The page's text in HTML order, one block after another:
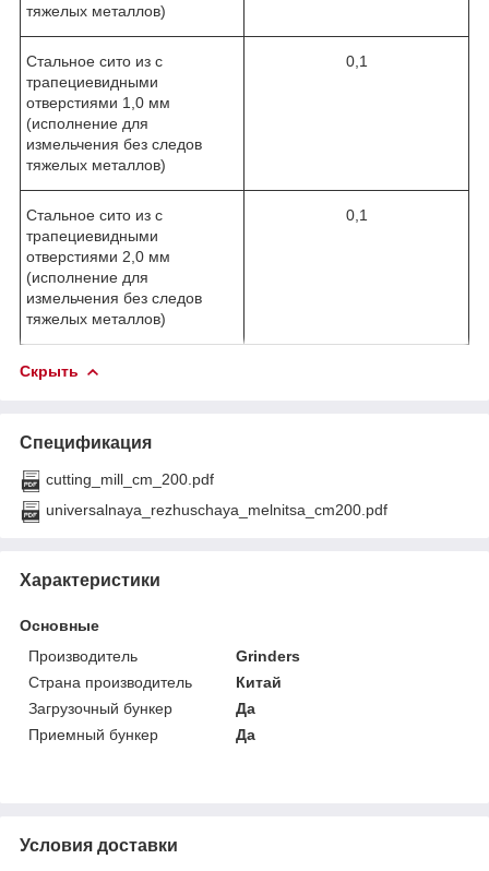
тяжелых металлов)
Стальное сито из с
трапециевидными
отверстиями 1,0 мм
(исполнение для
измельчения без следов
тяжелых металлов)
0,1
Стальное сито из с
трапециевидными
отверстиями 2,0 мм
(исполнение для
измельчения без следов
тяжелых металлов)
0,1
Скрыть
Спецификация
cutting_mill_cm_200.pdf
universalnaya_rezhuschaya_melnitsa_cm200.pdf
Характеристики
Основные
Производитель
Grinders
Страна производитель
Китай
Загрузочный бункер
Да
Приемный бункер
Да
Условия доставки